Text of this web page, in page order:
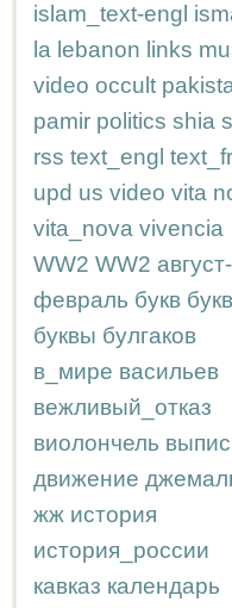
islam_text-engl
la lebanon links
video occult
pamir politics shia
rss text_engl text_fr
upd us video vita
vita_nova vivencia
WW2 WW2 август-
февраль букв
буквы булгаков
в_мире васильев
вежливый_отказ
виолончель
движение
жж история
история_россии
кавказ календарь